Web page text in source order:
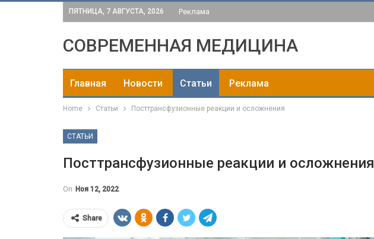
ПЯТНИЦА, 7 АВГУСТА, 2026 Реклама
СОВРЕМЕННАЯ МЕДИЦИНА
Главная Новости Статьи Реклама
Home Статьи Посттрансфузионные реакции и осложнения
СТАТЬИ
Посттрансфузионные реакции и осложнения
On Ноя 12, 2022
Share